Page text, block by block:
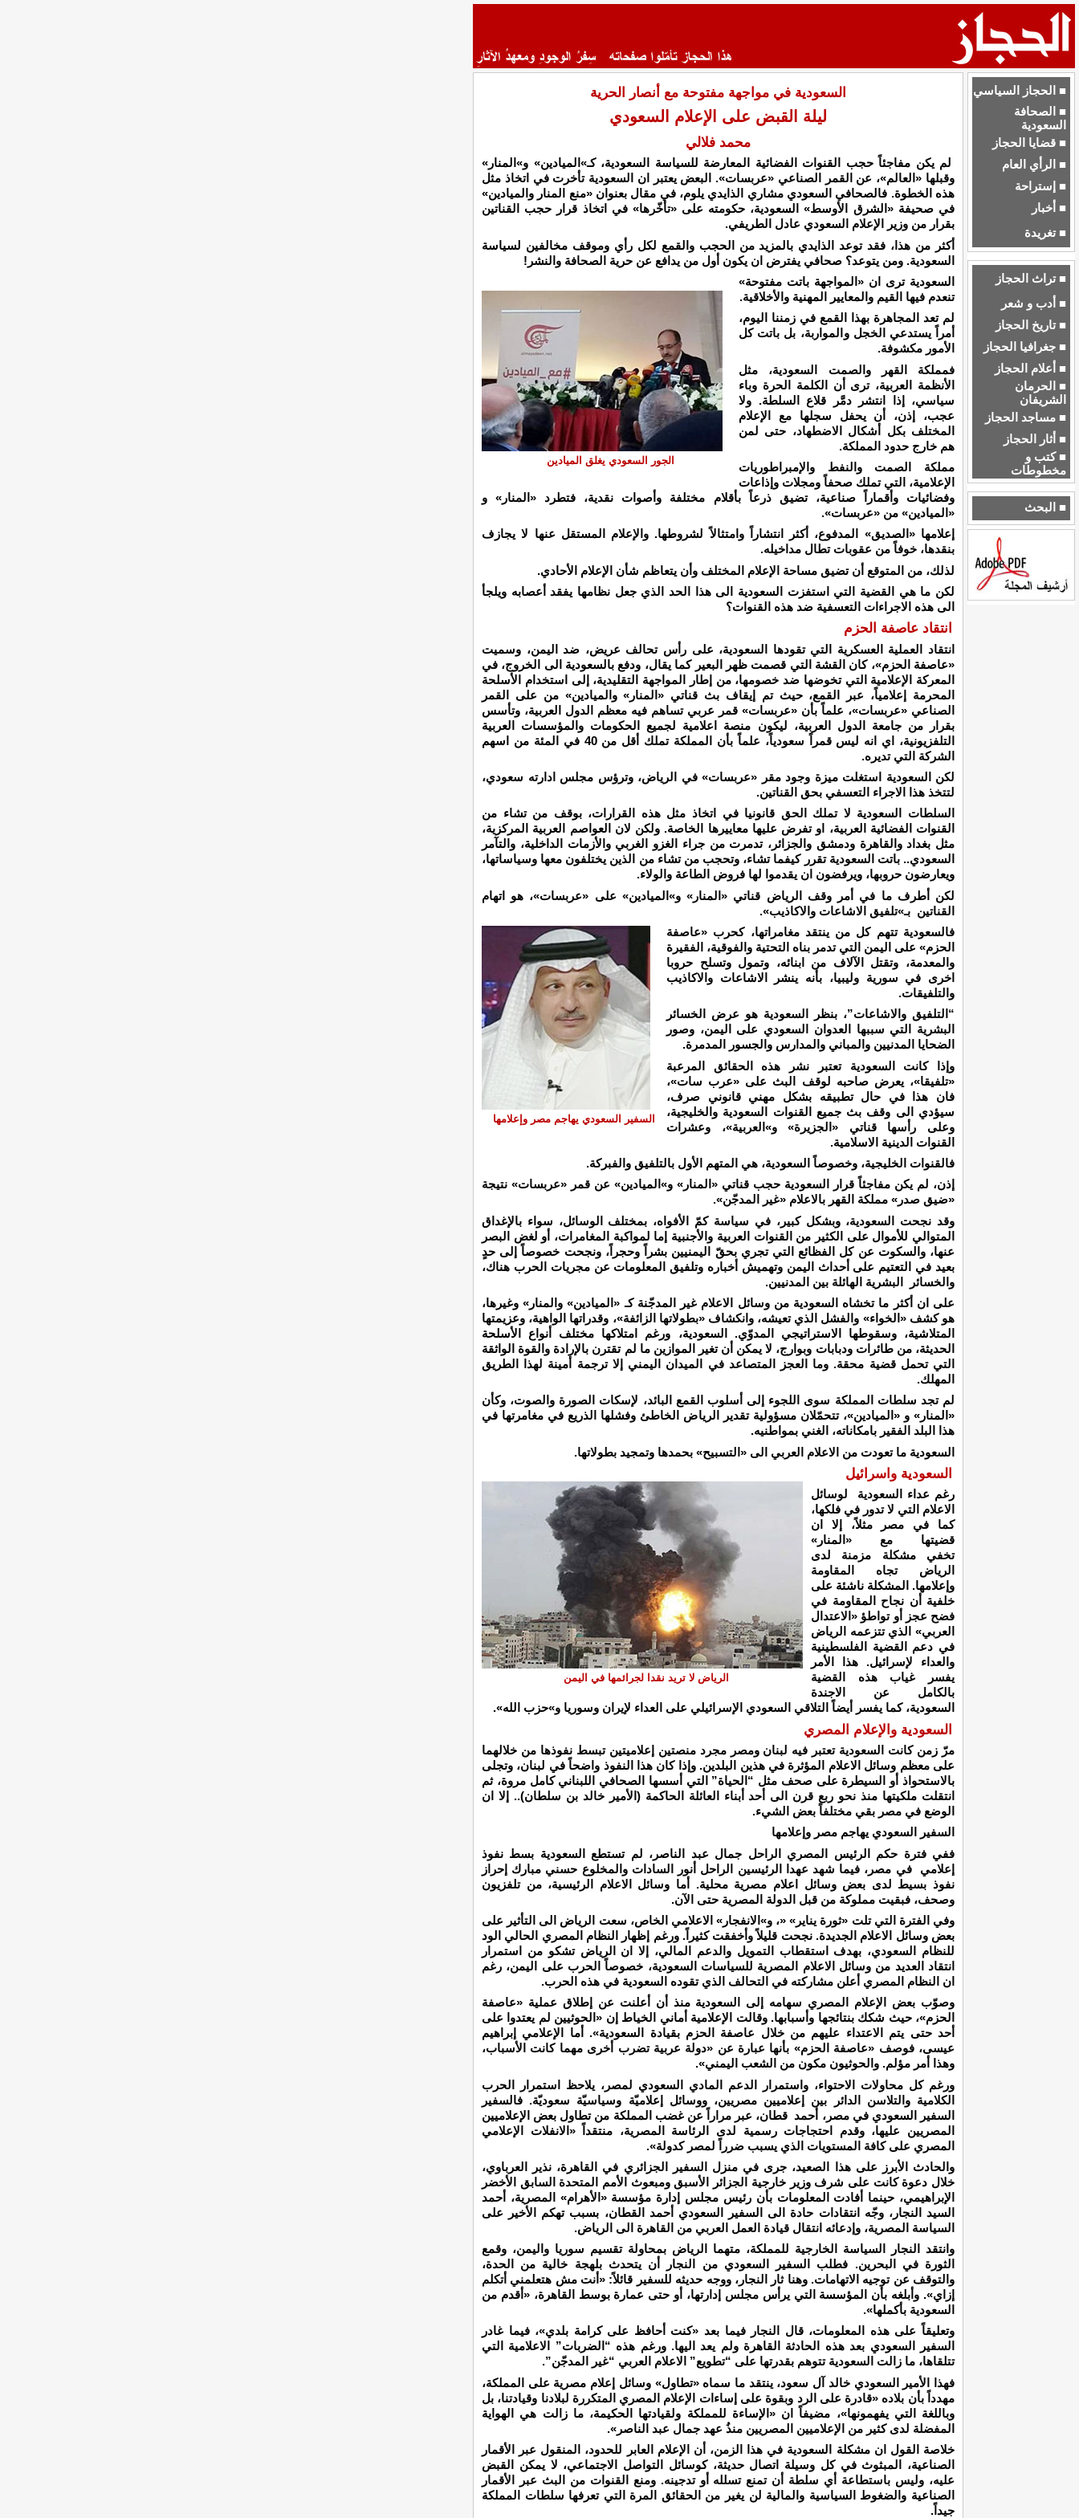
■ الحجاز السياسي
■ الصحافة
السعودية
■ قضايا الحجاز
■ الرأي العام
■ إستراحة
■ أخبار
■ تغريدة
■ تراث الحجاز
■ أدب و شعر
■ تاريخ الحجاز
■ جغرافيا الحجاز
■ أعلام الحجاز
■ الحرمان
الشريفان
■ مساجد الحجاز
■ أثار الحجاز
■ كتب و
مخطوطات
■ البحث
السعودية في مواجهة مفتوحة مع أنصار الحرية
ليلة القبض على الإعلام السعودي
محمد فلالي
لم يكن مفاجئاً حجب القنوات الفضائية المعارضة للسياسة السعودية، كـ»الميادين» و»المنار»
وقبلها «العالم»، عن القمر الصناعي «عربسات». البعض يعتبر ان السعودية تأخرت في اتخاذ مثل
هذه الخطوة. فالصحافي السعودي مشاري الذايدي يلوم، في مقال بعنوان «منع المنار والميادين»
في صحيفة «الشرق الأوسط» السعودية، حكومته على «تأخّرها» في اتخاذ قرار حجب القناتين
بقرار من وزير الإعلام السعودي عادل الطريفي.
أكثر من هذا، فقد توعد الذايدي بالمزيد من الحجب والقمع لكل رأي وموقف مخالفين لسياسة
السعودية. ومن يتوعد؟ صحافي يفترض ان يكون أول من يدافع عن حرية الصحافة والنشر!
الجور السعودي يغلق الميادين
السعودية ترى ان «المواجهة باتت مفتوحة»
تنعدم فيها القيم والمعايير المهنية والأخلاقية.
لم تعد المجاهرة بهذا القمع في زمننا اليوم،
أمراً يستدعي الخجل والمواربة، بل باتت كل
الأمور مكشوفة.
فمملكة القهر والصمت السعودية، مثل
الأنظمة العربية، ترى أن الكلمة الحرة وباء
سياسي، إذا انتشر دمَّر قلاع السلطة. ولا
عجب، إذن، أن يحفل سجلها مع الإعلام
المختلف بكل أشكال الاضطهاد، حتى لمن
هم خارج حدود المملكة.
مملكة الصمت والنفط والإمبراطوريات
الإعلامية، التي تملك صحفاً ومجلات وإذاعات
وفضائيات وأقماراً صناعية، تضيق ذرعاً بأقلام مختلفة وأصوات نقدية، فتطرد «المنار» و
«الميادين» من «عربسات».
إعلامها «الصديق» المدفوع، أكثر انتشاراً وامتثالاً لشروطها. والإعلام المستقل عنها لا يجازف
بنقدها، خوفاً من عقوبات تطال مداخيله.
لذلك، من المتوقع أن تضيق مساحة الإعلام المختلف وأن يتعاظم شأن الإعلام الأحادي.
لكن ما هي القضية التي استفزت السعودية الى هذا الحد الذي جعل نظامها يفقد أعصابه ويلجأ
الى هذه الاجراءات التعسفية ضد هذه القنوات؟
انتقاد عاصفة الحزم
انتقاد العملية العسكرية التي تقودها السعودية، على رأس تحالف عريض، ضد اليمن، وسميت
«عاصفة الحزم»، كان القشة التي قصمت ظهر البعير كما يقال، ودفع بالسعودية الى الخروج، في
المعركة الإعلامية التي تخوضها ضد خصومها، من إطار المواجهة التقليدية، إلى استخدام الأسلحة
المحرمة إعلامياً، عبر القمع، حيث تم إيقاف بث قناتي «المنار» والميادين» من على القمر
الصناعي «عربسات»، علماً بأن «عربسات» قمر عربي تساهم فيه معظم الدول العربية، وتأسس
بقرار من جامعة الدول العربية، ليكون منصة اعلامية لجميع الحكومات والمؤسسات العربية
التلفزيونية، اي انه ليس قمراً سعودياً، علماً بأن المملكة تملك أقل من 40 في المئة من اسهم
الشركة التي تديره.
لكن السعودية استغلت ميزة وجود مقر «عربسات» في الرياض، وترؤس مجلس ادارته سعودي،
لتتخذ هذا الاجراء التعسفي بحق القناتين.
السلطات السعودية لا تملك الحق قانونيا في اتخاذ مثل هذه القرارات، بوقف من تشاء من
القنوات الفضائية العربية، او تفرض عليها معاييرها الخاصة. ولكن لان العواصم العربية المركزية،
مثل بغداد والقاهرة ودمشق والجزائر، تدمرت من جراء الغزو الغربي والأزمات الداخلية، والتآمر
السعودي.. باتت السعودية تقرر كيفما تشاء، وتحجب من تشاء من الذين يختلفون معها وسياساتها،
ويعارضون حروبها، ويرفضون ان يقدموا لها فروض الطاعة والولاء.
لكن أطرف ما في أمر وقف الرياض قناتي «المنار» و»الميادين» على «عربسات»، هو اتهام
القناتين بـ»تلفيق الاشاعات والاكاذيب».
السفير السعودي يهاجم مصر وإعلامها
فالسعودية تتهم كل من ينتقد مغامراتها، كحرب «عاصفة
الحزم» على اليمن التي تدمر بناه التحتية والفوقية، الفقيرة
والمعدمة، وتقتل الآلاف من ابنائه، وتمول وتسلح حروبا
اخرى في سورية وليبيا، بأنه ينشر الاشاعات والاكاذيب
والتلفيقات.
“التلفيق والاشاعات”، بنظر السعودية هو عرض الخسائر
البشرية التي سببها العدوان السعودي على اليمن، وصور
الضحايا المدنيين والمباني والمدارس والجسور المدمرة.
وإذا كانت السعودية تعتبر نشر هذه الحقائق المرعبة
«تلفيقا»، يعرض صاحبه لوقف البث على «عرب سات»،
فان هذا في حال تطبيقه بشكل مهني قانوني صرف،
سيؤدي الى وقف بث جميع القنوات السعودية والخليجية،
وعلى رأسها قناتي «الجزيرة» و»العربية»، وعشرات
القنوات الدينية الاسلامية.
فالقنوات الخليجية، وخصوصاً السعودية، هي المتهم الأول بالتلفيق والفبركة.
إذن، لم يكن مفاجئاً قرار السعودية حجب قناتي «المنار» و»الميادين» عن قمر «عربسات» نتيجة
«ضيق صدر» مملكة القهر بالاعلام «غير المدجّن».
وقد نجحت السعودية، وبشكل كبير، في سياسة كمّ الأفواه، بمختلف الوسائل، سواء بالإغداق
المتوالي للأموال على الكثير من القنوات العربية والأجنبية إما لمواكبة المغامرات، أو لغض البصر
عنها، والسكوت عن كل الفظائع التي تجري بحقّ اليمنيين بشراً وحجراً، ونجحت خصوصاً إلى حدٍ
بعيد في التعتيم على أحداث اليمن وتهميش أخباره وتلفيق المعلومات عن مجريات الحرب هناك،
والخسائر البشرية الهائلة بين المدنيين.
على ان أكثر ما تخشاه السعودية من وسائل الاعلام غير المدجّنة كـ «الميادين» والمنار» وغيرها،
هو كشف «الخواء» والفشل الذي تعيشه، وانكشاف «بطولاتها الزائفة»، وقدراتها الواهية، وعزيمتها
المتلاشية، وسقوطها الاستراتيجي المدوّي. السعودية، ورغم امتلاكها مختلف أنواع الأسلحة
الحديثة، من طائرات ودبابات وبوارج، لا يمكن أن تغير الموازين ما لم تقترن بالإرادة والقوة الواثقة
التي تحمل قضية محقة. وما العجز المتصاعد في الميدان اليمني إلا ترجمة أمينة لهذا الطريق
المهلك.
لم تجد سلطات المملكة سوى اللجوء إلى أسلوب القمع البائد، لإسكات الصورة والصوت، وكأن
«المنار» و «الميادين»، تتحمّلان مسؤولية تقدير الرياض الخاطئ وفشلها الذريع في مغامرتها في
هذا البلد الفقير بامكاناته، الغني بمواطنيه.
السعودية ما تعودت من الاعلام العربي الى «التسبيح» بحمدها وتمجيد بطولاتها.
السعودية واسرائيل
الرياض لا تريد نقدا لجرائمها في اليمن
رغم عداء السعودية لوسائل
الاعلام التي لا تدور في فلكها،
كما في مصر مثلاً، إلا ان
قضيتها مع «المنار»
تخفي مشكلة مزمنة لدى
الرياض تجاه المقاومة
وإعلامها. المشكلة ناشئة على
خلفية أن نجاح المقاومة في
فضح عجز أو تواطؤ «الاعتدال
العربي» الذي تتزعمه الرياض
في دعم القضية الفلسطينية
والعداء لإسرائيل. هذا الأمر
يفسر غياب هذه القضية
بالكامل عن الاجندة
السعودية، كما يفسر أيضاً التلاقي السعودي الإسرائيلي على العداء لإيران وسوريا و»حزب الله».
السعودية والإعلام المصري
مرّ زمن كانت السعودية تعتبر فيه لبنان ومصر مجرد منصتين إعلاميتين تبسط نفوذها من خلالهما
على معظم وسائل الاعلام المؤثرة في هذين البلدين. وإذا كان هذا النفوذ واضحاً في لبنان، وتجلى
بالاستحواذ أو السيطرة على صحف مثل “الحياة” التي أسسها الصحافي اللبناني كامل مروة، ثم
انتقلت ملكيتها منذ نحو ربع قرن الى أحد أبناء العائلة الحاكمة (الأمير خالد بن سلطان).. إلا ان
الوضع في مصر بقي مختلفاً بعض الشيء.
السفير السعودي يهاجم مصر وإعلامها
ففي فترة حكم الرئيس المصري الراحل جمال عبد الناصر، لم تستطع السعودية بسط نفوذ
إعلامي في مصر، فيما شهد عهدا الرئيسين الراحل أنور السادات والمخلوع حسني مبارك إحراز
نفوذ بسيط لدى بعض وسائل اعلام مصرية محلية. أما وسائل الاعلام الرئيسية، من تلفزيون
وصحف، فبقيت مملوكة من قبل الدولة المصرية حتى الآن.
وفي الفترة التي تلت «ثورة يناير» «، و»الانفجار» الاعلامي الخاص، سعت الرياض الى التأثير على
بعض وسائل الاعلام الجديدة. نجحت قليلاً وأخفقت كثيراً. ورغم إظهار النظام المصري الحالي الود
للنظام السعودي، بهدف استقطاب التمويل والدعم المالي، إلا ان الرياض تشكو من استمرار
انتقاد العديد من وسائل الاعلام المصرية للسياسات السعودية، خصوصاً الحرب على اليمن، رغم
ان النظام المصري أعلن مشاركته في التحالف الذي تقوده السعودية في هذه الحرب.
وصوّب بعض الإعلام المصري سهامه إلى السعودية منذ أن أعلنت عن إطلاق عملية «عاصفة
الحزم»، حيث شكك بنتائجها وأسبابها. وقالت الإعلامية أماني الخياط إن «الحوثيين لم يعتدوا على
أحد حتى يتم الاعتداء عليهم من خلال عاصفة الحزم بقيادة السعودية». أما الإعلامي إبراهيم
عيسى، فوصف «عاصفة الحزم» بأنها عبارة عن «دولة عربية تضرب أخرى مهما كانت الأسباب،
وهذا أمر مؤلم. والحوثيون مكون من الشعب اليمني».
ورغم كل محاولات الاحتواء، واستمرار الدعم المادي السعودي لمصر، يلاحظ استمرار الحرب
الكلامية والتلاسن الدائر بين إعلاميين مصريين، ووسائل إعلاميّة وسياسيّة سعوديّة. فالسفير
السفير السعودي في مصر، أحمد قطان، عبر مراراً عن غضب المملكة من تطاول بعض الإعلاميين
المصريين عليها، وقدم احتجاجات رسمية لدى الرئاسة المصرية، منتقداً «الانفلات الإعلامي
المصري على كافة المستويات الذي يسبب ضرراً لمصر كدولة».
والحادث الأبرز على هذا الصعيد، جرى في منزل السفير الجزائري في القاهرة، نذير العرباوي،
خلال دعوة كانت على شرف وزير خارجية الجزائر الأسبق ومبعوث الأمم المتحدة السابق الأخضر
الإبراهيمي، حينما أفادت المعلومات بأن رئيس مجلس إدارة مؤسسة «الأهرام» المصرية، أحمد
السيد النجار، وجّه انتقادات حادة الى السفير السعودي أحمد القطان، بسبب تهكم الأخير على
السياسة المصرية، وإدعائه انتقال قيادة العمل العربي من القاهرة الى الرياض.
وانتقد النجار السياسة الخارجية للمملكة، متهما الرياض بمحاولة تقسيم سوريا واليمن، وقمع
الثورة في البحرين. فطلب السفير السعودي من النجار أن يتحدث بلهجة خالية من الحدة،
والتوقف عن توجيه الاتهامات. وهنا ثار النجار، ووجه حديثه للسفير قائلاً: «أنت مش هتعلمني أتكلم
إزاي». وأبلغه بأن المؤسسة التي يرأس مجلس إدارتها، أو حتى عمارة بوسط القاهرة، «أقدم من
السعودية بأكملها».
وتعليقاً على هذه المعلومات، قال النجار فيما بعد «كنت أحافظ على كرامة بلدي»، فيما غادر
السفير السعودي بعد هذه الحادثة القاهرة ولم يعد اليها. ورغم هذه “الضربات” الاعلامية التي
تتلقاها، ما زالت السعودية تتوهم بقدرتها على “تطويع” الاعلام العربي “غير المدجّن”.
فهذا الأمير السعودي خالد آل سعود، ينتقد ما سماه «تطاول» وسائل إعلام مصرية على المملكة،
مهدداً بأن بلاده «قادرة على الرد وبقوة على إساءات الإعلام المصري المتكررة لبلادنا وقيادتنا، بل
وباللغة التي يفهمونها»، مضيفاً ان «الإساءة للمملكة ولقيادتها الحكيمة، ما زالت هي الهواية
المفضلة لدى كثير من الإعلاميين المصريين منذُ عهد جمال عبد الناصر».
خلاصة القول ان مشكلة السعودية في هذا الزمن، أن الإعلام العابر للحدود، المنقول عبر الأقمار
الصناعية، المبثوث في كل وسيلة اتصال حديثة، كوسائل التواصل الاجتماعي، لا يمكن القبض
عليه، وليس باستطاعة أي سلطة أن تمنع تسلله أو تدجينه. ومنع القنوات من البث عبر الأقمار
الصناعية والضغوط السياسية والمالية لن يغير من الحقائق المرة التي تعرفها سلطات المملكة
جيداً.